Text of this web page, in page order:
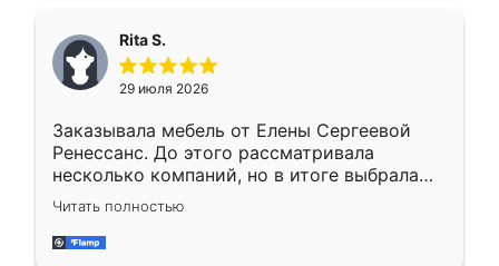
каких-либо доработок. Качеством осталась
довольна, все выглядит так, как и ожидала.
Rita S.
29 июля 2026
Заказывала мебель от Елены Сергеевой
Ренессанс. До этого рассматривала
несколько компаний, но в итоге выбрала
эту. Сначала обговорили условия, потом
приехал замерщик, всё спокойно объяснил
и снял размеры. Изготовили в срок, с
Читать полностью